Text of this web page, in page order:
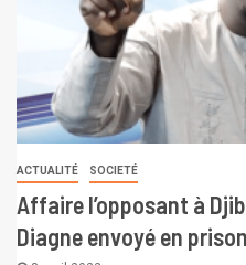
ACTUALITÉ SOCIETÉ
Affaire l’opposant à
Diagne envoyé en prison